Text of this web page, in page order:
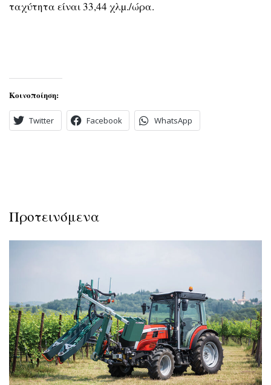
ταχύτητα είναι 33,44 χλµ./ώρα.
Κοινοποίηση:
Twitter Facebook WhatsApp
Προτεινόμενα